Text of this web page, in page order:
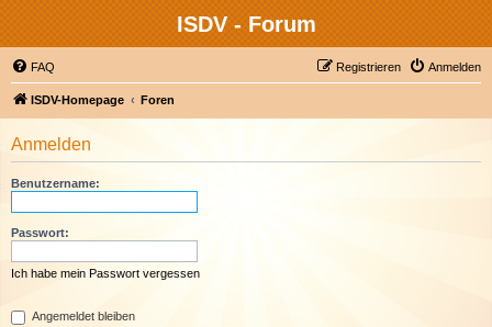
ISDV - Forum
FAQ Anmelden
Registrieren
ISDV-Homepage Foren
Anmelden
Benutzername:
Passwort:
Ich habe mein Passwort vergessen
Angemeldet bleiben